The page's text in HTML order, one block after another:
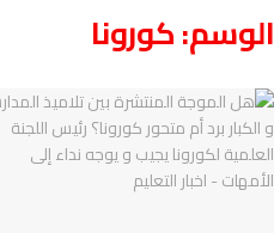
الوسم:كورونا